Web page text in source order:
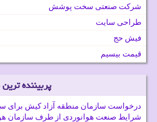
شرکت صنعتی سخت پوشش
طراحی سایت
فیش حج
قیمت بیسیم
پربیننده
درخواست سازمان منطقه آزاد کیش برای
شرایط صنعت هوانوردی از طرف سازمان